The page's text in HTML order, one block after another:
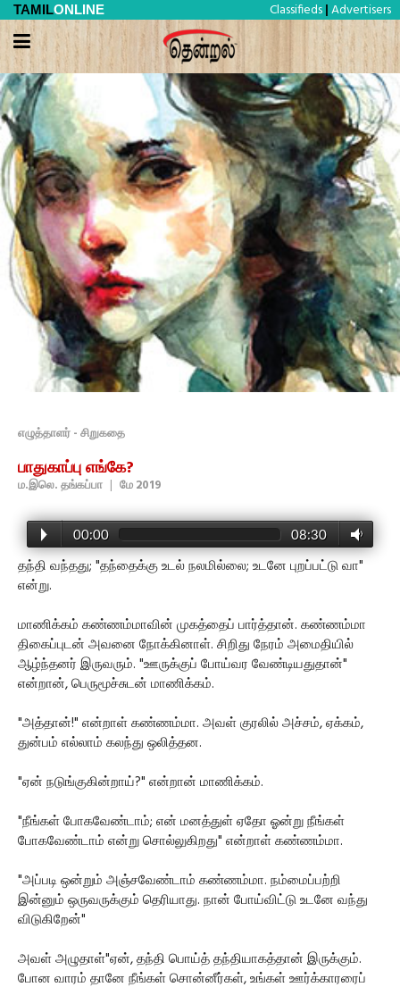
TAMILONLINE Classifieds | Advertisers
எழுத்தாளர் - சிறுகதை
பாதுகாப்பு எங்கே?
ம.இலெ. தங்கப்பா | மே 2019
00:00 08:30
தந்தி வந்தது; "தந்தைக்கு உடல் நலமில்லை; உடனே புறப்பட்டு வா"
என்று.
மாணிக்கம் கண்ணம்மாவின் முகத்தைப் பார்த்தான். கண்ணம்மா
திகைப்புடன் அவனை நோக்கினாள். சிறிது நேரம் அமைதியில்
ஆழ்ந்தனர் இருவரும். "ஊருக்குப் போய்வர வேண்டியதுதான்"
என்றான், பெருமூச்சுடன் மாணிக்கம்.
"அத்தான்!" என்றாள் கண்ணம்மா. அவள் குரலில் அச்சம், ஏக்கம்,
துன்பம் எல்லாம் கலந்து ஒலித்தன.
"ஏன் நடுங்குகின்றாய்?" என்றான் மாணிக்கம்.
"நீங்கள் போகவேண்டாம்; என் மனத்துள் ஏதோ ஓன்று நீங்கள்
போகவேண்டாம் என்று சொல்லுகிறது" என்றாள் கண்ணம்மா.
"அப்படி ஒன்றும் அஞ்சவேண்டாம் கண்ணம்மா. நம்மைப்பற்றி
இன்னும் ஒருவருக்கும் தெரியாது. நான் போய்விட்டு உடனே வந்து
விடுகிறேன்"
அவள் அழுதாள்"ஏன், தந்தி பொய்த் தந்தியாகத்தான் இருக்கும்.
போன வாரம் தானே நீங்கள் சொன்னீர்கள், உங்கள் ஊர்க்காரரைப்